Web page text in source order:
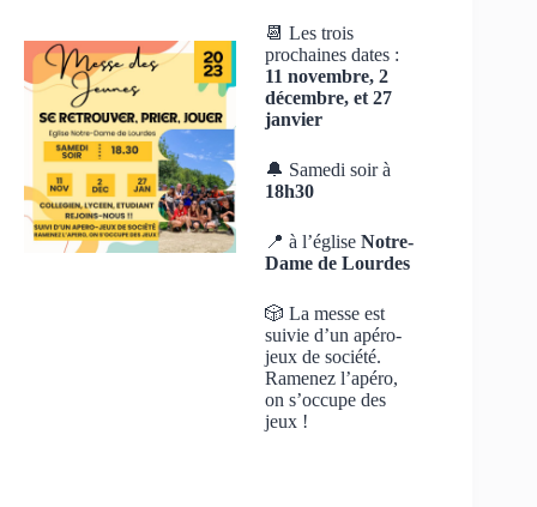
📆 Les trois
prochaines dates :
11 novembre, 2
décembre, et 27
janvier
🔔 Samedi soir à
18h30
📍 à l’égliseNotre-
Dame de Lourdes
🎲 La messe est
suivie d’un apéro-
jeux de société.
Ramenez l’apéro,
on s’occupe des
jeux !